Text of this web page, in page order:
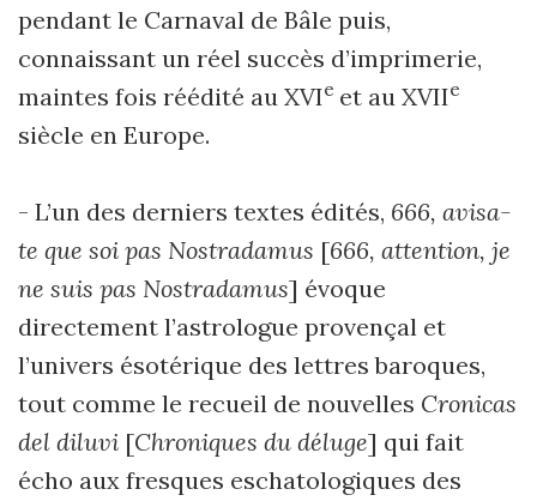
pendant le Carnaval de Bâle puis,
connaissant un réel succès d’imprimerie,
maintes fois réédité au XVIe et au XVIIe
siècle en Europe.
- L’un des derniers textes édités, 666, avisa-
te que soi pas Nostradamus [666, attention, je
ne suis pas Nostradamus] évoque
directement l’astrologue provençal et
l’univers ésotérique des lettres baroques,
tout comme le recueil de nouvelles Cronicas
del diluvi [Chroniques du déluge] qui fait
écho aux fresques eschatologiques des